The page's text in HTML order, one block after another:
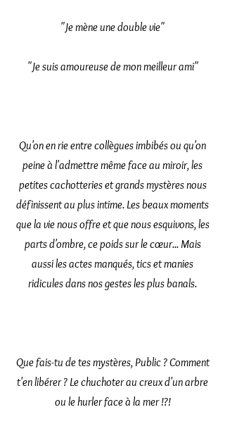
"Je mène une double vie"
"Je suis amoureuse de mon meilleur ami"
Qu'on en rie entre collègues imbibés ou qu'on
peine à l'admettre même face au miroir, les
petites cachotteries et grands mystères nous
définissent au plus intime. Les beaux moments
que la vie nous offre et que nous esquivons, les
parts d'ombre, ce poids sur le cœur... Mais
aussi les actes manqués, tics et manies
ridicules dans nos gestes les plus banals.
Que fais-tu de tes mystères, Public ? Comment
t'en libérer ? Le chuchoter au creux d'un arbre
ou le hurler face à la mer !?!